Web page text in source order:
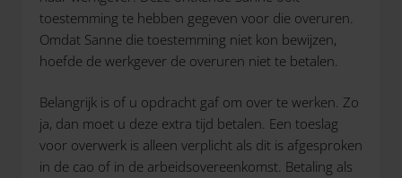
toestemming te hebben gegeven voor die overuren.
Omdat Sanne die toestemming niet kon bewijzen,
hoefde de werkgever de overuren niet te betalen.
Belangrijk is of u opdracht gaf om over te werken. Zo
ja, dan moet u deze extra tijd betalen. Een toeslag
voor overwerk is alleen verplicht als dit is afgesproken
in de cao of in de arbeidsovereenkomst. Betaling als